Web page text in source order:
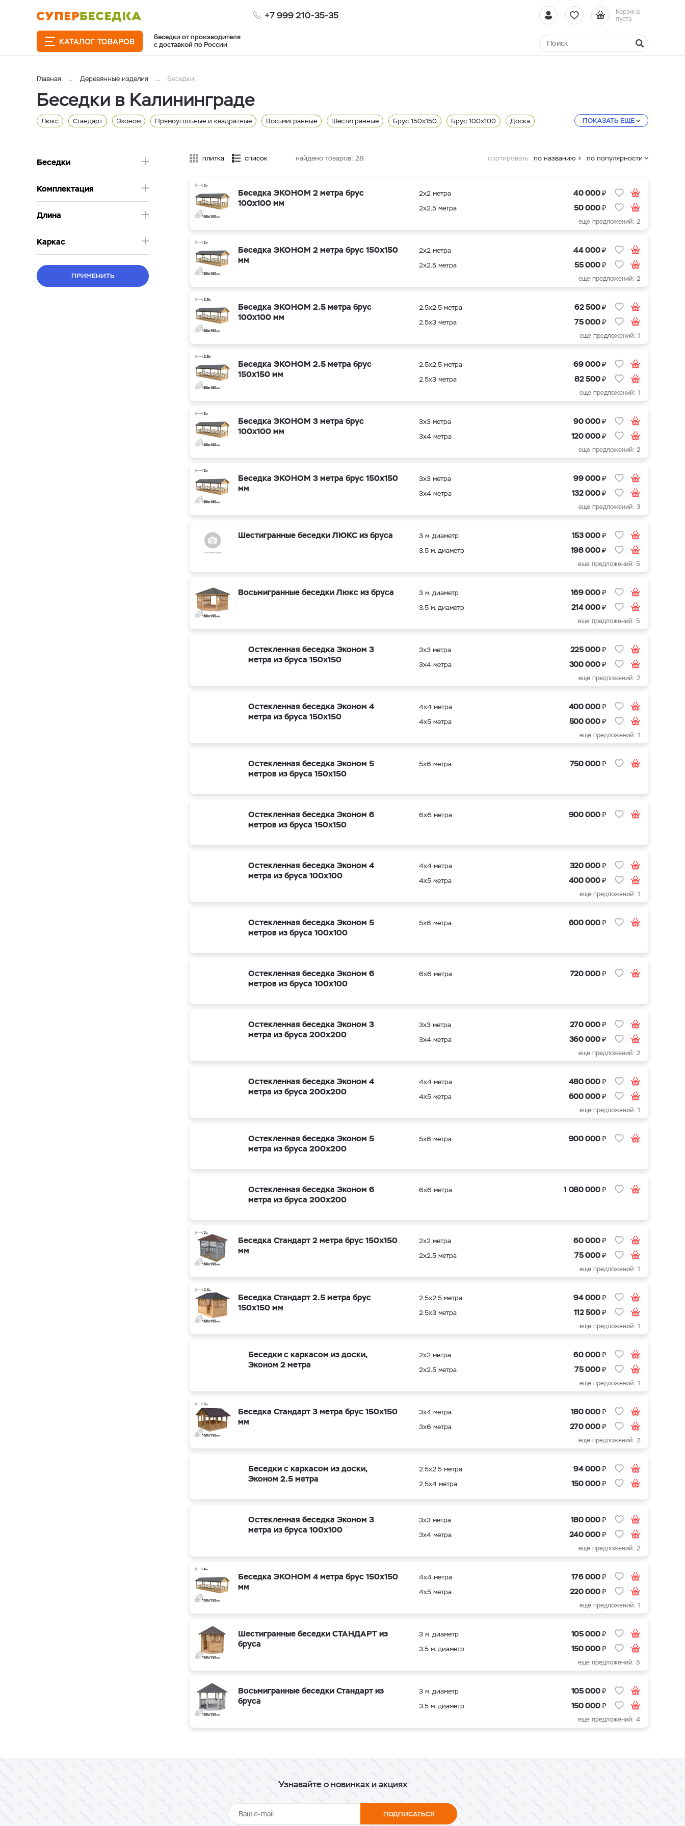
беседки от производителя
с доставкой по России
+7 999 210-35-35
Корзина
пуста
КАТАЛОГ ТОВАРОВ
Главная Деревянные изделия Беседки
Беседки в Калининграде
Люкс Стандарт Эконом Прямоугольные и квадратные Восьмигранные Шестигранные Брус 150x150 Брус 100x100
Доска
ПОКАЗАТЬ ЕЩЕ
Беседки
Комплектация
Длина
Каркас
ПРИМЕНИТЬ
плитка список найдено товаров: 28 сортировать по названию по популярности
Беседка ЭКОНОМ 2 метра брус
100х100 мм
2х2 метра 40 000₽
2х2.5 метра 50 000₽
еще предложений: 2
Беседка ЭКОНОМ 2 метра брус 150х150
мм
2х2 метра 44 000₽
2х2.5 метра 55 000₽
еще предложений: 2
Беседка ЭКОНОМ 2.5 метра брус
100х100 мм
2.5х2.5 метра 62 500₽
2.5х3 метра 75 000₽
еще предложений: 1
Беседка ЭКОНОМ 2.5 метра брус
150х150 мм
2.5х2.5 метра 69 000₽
2.5х3 метра 82 500₽
еще предложений: 1
Беседка ЭКОНОМ 3 метра брус
100х100 мм
3х3 метра 90 000₽
3х4 метра 120 000₽
еще предложений: 2
Беседка ЭКОНОМ 3 метра брус 150х150
мм
3х3 метра 99 000₽
3х4 метра 132 000₽
еще предложений: 3
Шестигранные беседки ЛЮКС из бруса 3 м. диаметр 153 000₽
3.5 м. диаметр 198 000₽
еще предложений: 5
Восьмигранные беседки Люкс из бруса 3 м. диаметр 169 000₽
3.5 м. диаметр 214 000₽
еще предложений: 5
Остекленная беседка Эконом 3
метра из бруса 150х150
3х3 метра 225 000₽
3х4 метра 300 000₽
еще предложений: 2
Остекленная беседка Эконом 4
метра из бруса 150х150
4х4 метра 400 000₽
4х5 метра 500 000₽
еще предложений: 1
Остекленная беседка Эконом 5
метров из бруса 150х150
5х6 метра 750 000₽
Остекленная беседка Эконом 6
метров из бруса 150х150
6х6 метра 900 000₽
Остекленная беседка Эконом 4
метра из бруса 100х100
4х4 метра 320 000₽
4х5 метра 400 000₽
еще предложений: 1
Остекленная беседка Эконом 5
метров из бруса 100х100
5х6 метра 600 000₽
Остекленная беседка Эконом 6
метров из бруса 100х100
6х6 метра 720 000₽
Остекленная беседка Эконом 3
метра из бруса 200х200
3х3 метра 270 000₽
3х4 метра 360 000₽
еще предложений: 2
Остекленная беседка Эконом 4
метра из бруса 200х200
4х4 метра 480 000₽
4х5 метра 600 000₽
еще предложений: 1
Остекленная беседка Эконом 5
метра из бруса 200х200
5х6 метра 900 000₽
Остекленная беседка Эконом 6
метра из бруса 200х200
6х6 метра 1 080 000₽
Беседка Стандарт 2 метра брус 150х150
мм
2х2 метра 60 000₽
2х2.5 метра 75 000₽
еще предложений: 1
Беседка Стандарт 2.5 метра брус
150х150 мм
2.5х2.5 метра 94 000₽
2.5х3 метра 112 500₽
еще предложений: 1
Беседки с каркасом из доски,
Эконом 2 метра
2х2 метра 60 000₽
2х2.5 метра 75 000₽
еще предложений: 1
Беседка Стандарт 3 метра брус 150х150
мм
3х4 метра 180 000₽
3х6 метра 270 000₽
еще предложений: 2
Беседки с каркасом из доски,
Эконом 2.5 метра
2.5х2.5 метра 94 000₽
2.5х4 метра 150 000₽
Остекленная беседка Эконом 3
метра из бруса 100х100
3х3 метра 180 000₽
3х4 метра 240 000₽
еще предложений: 2
Беседка ЭКОНОМ 4 метра брус 150х150
мм
4х4 метра 176 000₽
4х5 метра 220 000₽
еще предложений: 1
Шестигранные беседки СТАНДАРТ из
бруса
3 м. диаметр 105 000₽
3.5 м. диаметр 150 000₽
еще предложений: 5
Восьмигранные беседки Стандарт из
бруса
3 м. диаметр 105 000₽
3.5 м. диаметр 150 000₽
еще предложений: 4
Узнавайте о новинках и акциях
ПОДПИСАТЬСЯ